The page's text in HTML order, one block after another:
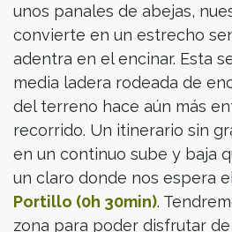
unos panales de abejas,
convierte en un estrecho
adentra en el encinar. Esta
media ladera rodeada de
del terreno hace aún más
recorrido. Un itinerario sin
en un continuo sube y baja
un claro donde nos espera
Portillo (0h 30min).
zona para poder disfrutar